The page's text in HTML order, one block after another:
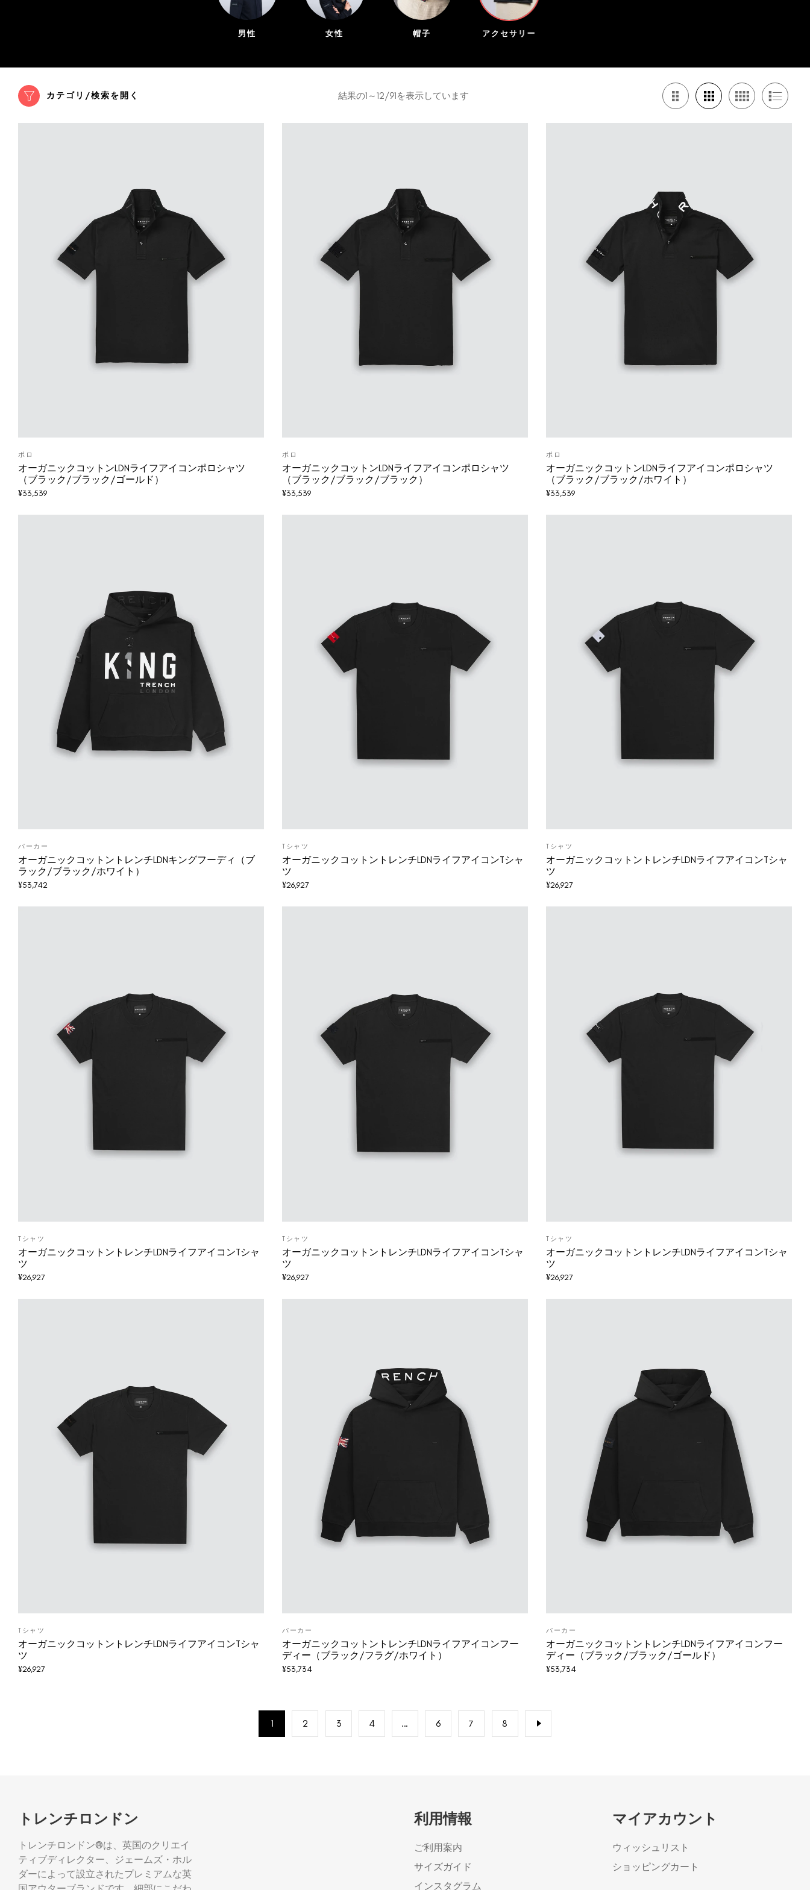
男性 女性 帽子 アクセサリー
結果の1～12/91を表示しています
カテゴリ/検索を開く
ポロ
オーガニックコットンLDNライフアイコンポロシャツ
（ブラック/ブラック/ゴールド）
¥33,539
ポロ
オーガニックコットンLDNライフアイコンポロシャツ
（ブラック/ブラック/ブラック）
¥33,539
ポロ
オーガニックコットンLDNライフアイコンポロシャツ
（ブラック/ブラック/ホワイト）
¥33,539
パーカー
オーガニックコットントレンチLDNキングフーディ（ブ
ラック/ブラック/ホワイト）
¥53,742
Tシャツ
オーガニックコットントレンチLDNライフアイコンTシャ
ツ
¥26,927
Tシャツ
オーガニックコットントレンチLDNライフアイコンTシャ
ツ
¥26,927
Tシャツ
オーガニックコットントレンチLDNライフアイコンTシャ
ツ
¥26,927
Tシャツ
オーガニックコットントレンチLDNライフアイコンTシャ
ツ
¥26,927
Tシャツ
オーガニックコットントレンチLDNライフアイコンTシャ
ツ
¥26,927
Tシャツ
オーガニックコットントレンチLDNライフアイコンTシャ
ツ
¥26,927
パーカー
オーガニックコットントレンチLDNライフアイコンフー
ディー（ブラック/フラグ/ホワイト）
¥53,734
パーカー
オーガニックコットントレンチLDNライフアイコンフー
ディー（ブラック/ブラック/ゴールド）
¥53,734
1 2 3 4 … 6 7 8
トレンチロンドン
トレンチロンドン®は、英国のクリエイ
ティブディレクター、ジェームズ・ホル
ダーによって設立されたプレミアムな英
利用情報
ご利用案内
サイズガイド
インスタグラム
マイアカウント
ウィッシュリスト
ショッピングカート